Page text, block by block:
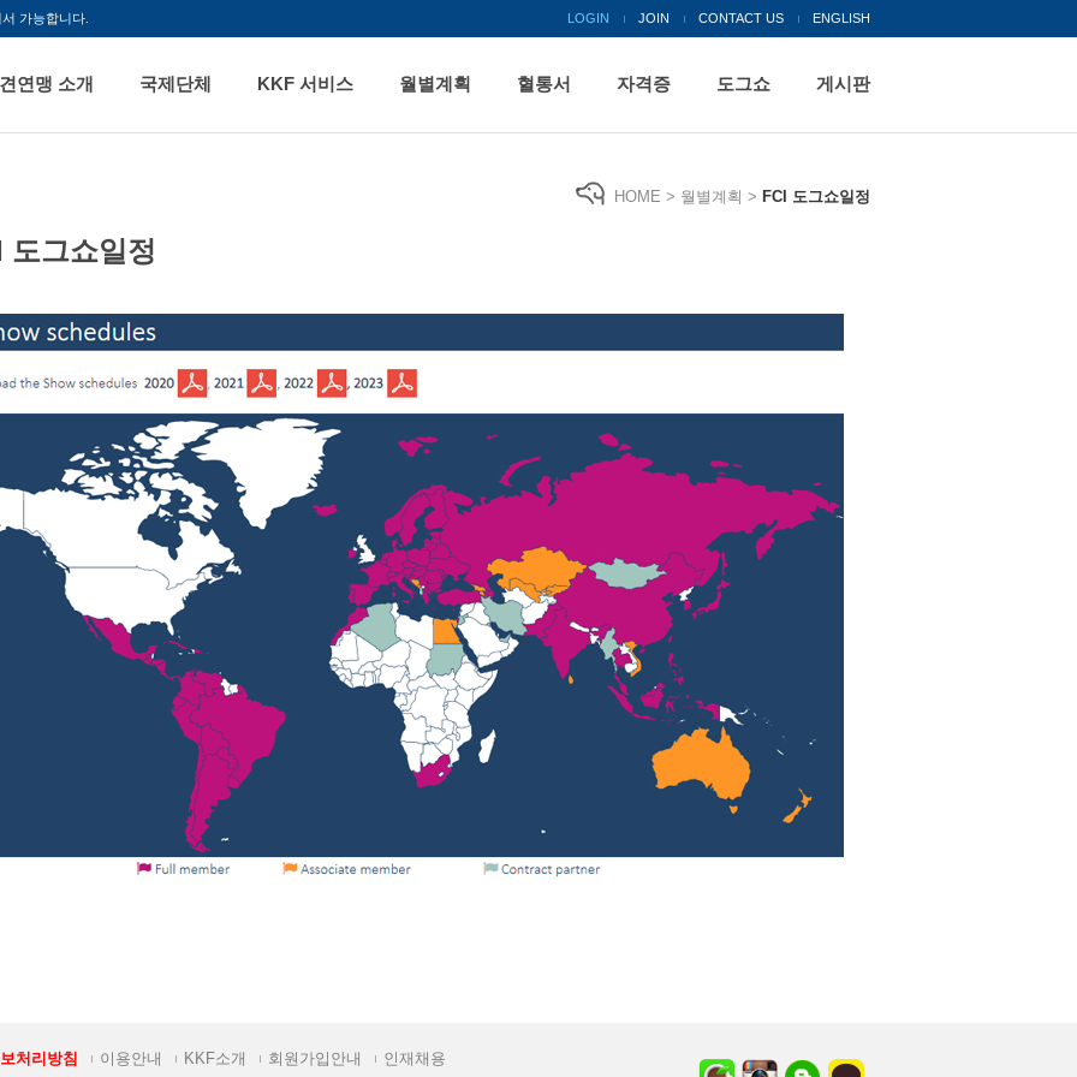
가능합니다. LOGIN JOIN CONTACT US ENGLISH
연맹 소개 국제단체 KKF 서비스 월별계획 혈통서 자격증 도그쇼 게시판
HOME > 월별계획 > FCI 도그쇼일정
도그쇼일정
처리방침 이용안내 KKF소개 회원가입안내 인재채용